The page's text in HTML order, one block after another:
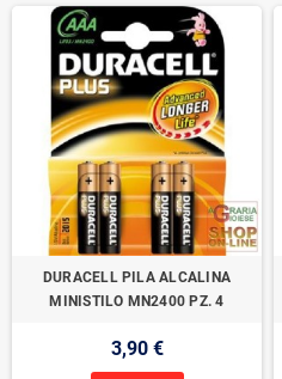
DURACELL PILA ALCALINA
MINISTILO MN2400 PZ. 4
3,90 €